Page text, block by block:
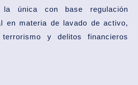
la única con base regulación
en materia de lavado de activo,
terrorismo y delitos financieros